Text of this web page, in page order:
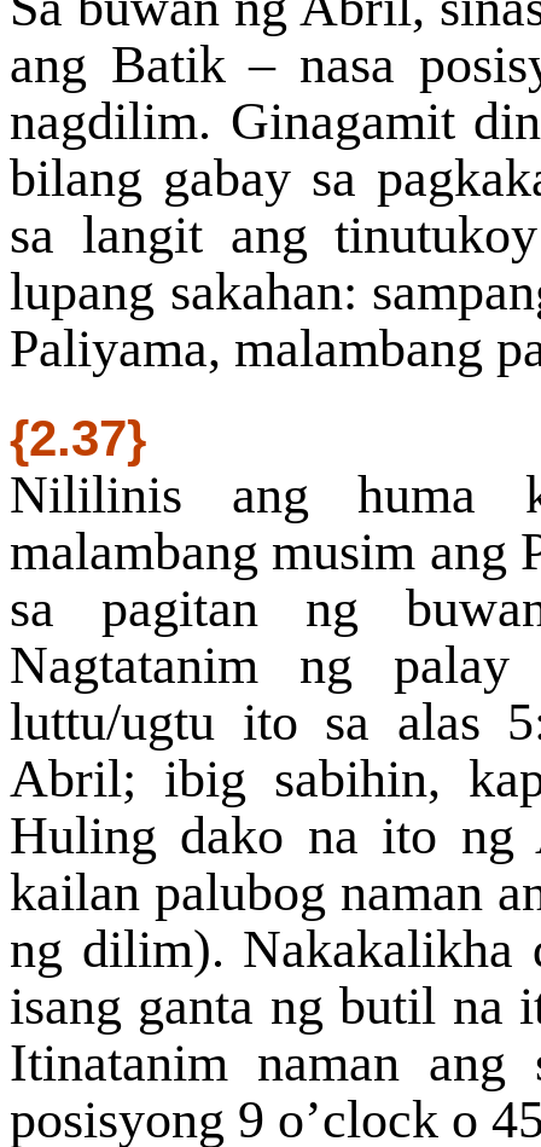
ang Batik – nasa
nagdilim. Ginagamit
bilang gabay sa
sa langit ang
lupang sakahan:
Paliyama, malambang
{2.37}
Nililinis ang huma
malambang musim ang
sa pagitan ng
Nagtatanim ng
luttu/ugtu ito sa alas
Abril; ibig sabihin,
Huling dako na ito ng
kailan palubog naman
ng dilim). Nakakalikha
isang ganta ng butil na
Itinatanim naman
posisyong 9 o’clock o